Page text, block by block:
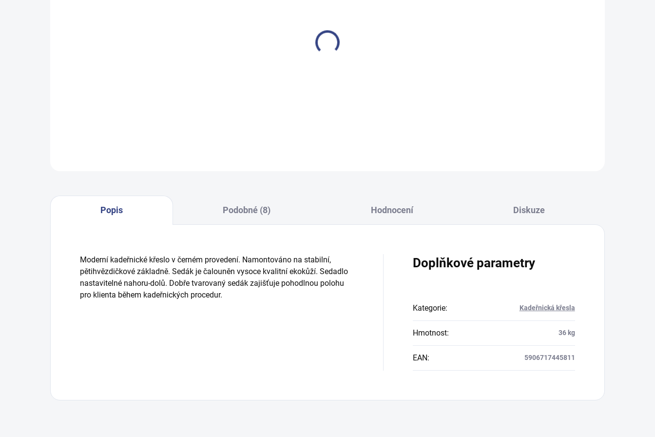
Hydraulický, Otočný, Výškově nastavitelný, Bez koleček, S opěradlem, 1 válec
Popis Podobné (8) Hodnocení Diskuze
Moderní kadeřnické křeslo v černém provedení. Namontováno na stabilní,
pětihvězdičkové základně. Sedák je čalouněn vysoce kvalitní ekokůží. Sedadlo
nastavitelné nahoru-dolů. Dobře tvarovaný sedák zajišťuje pohodlnou polohu
pro klienta během kadeřnických procedur.
Doplňkové parametry
Kategorie: Kadeřnická křesla
Hmotnost: 36 kg
EAN: 5906717445811